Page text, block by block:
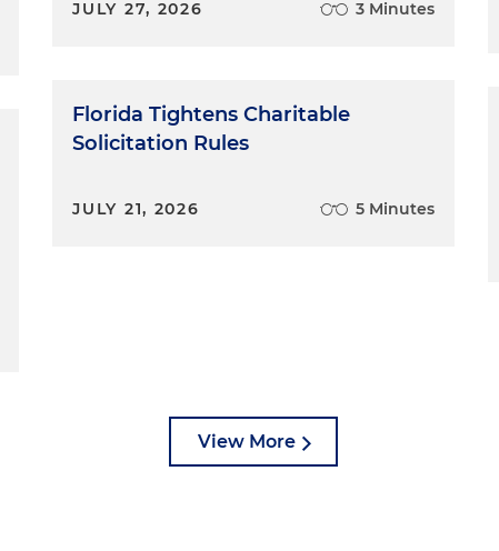
JULY 27, 2026 3 Minutes
Florida Tightens Charitable
Solicitation Rules
JULY 21, 2026 5 Minutes
View More